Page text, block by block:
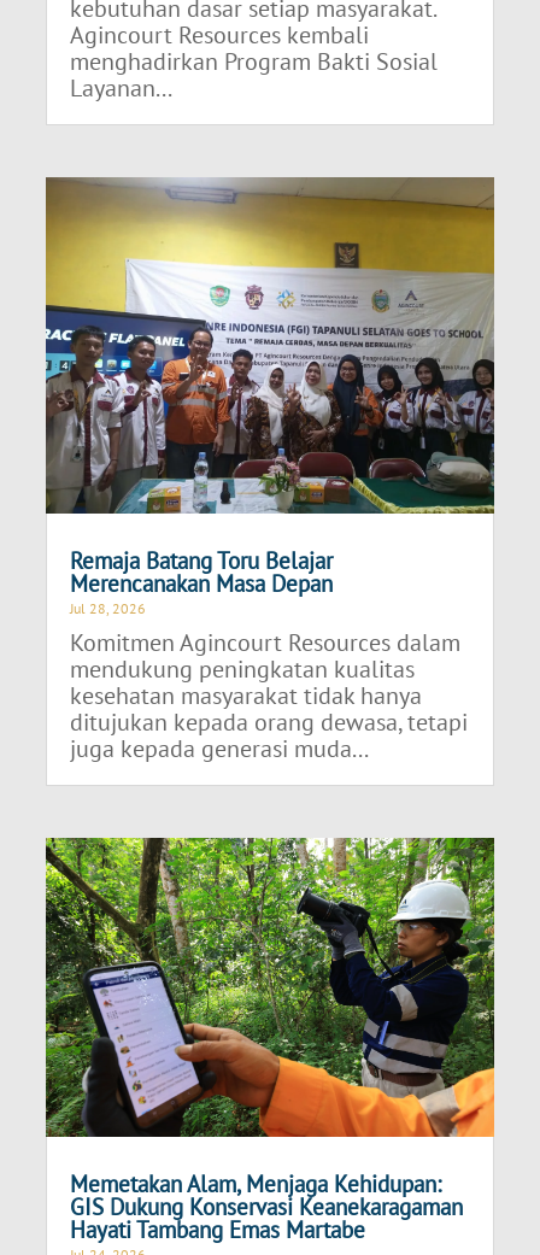
kebutuhan dasar setiap masyarakat.
Agincourt Resources kembali
menghadirkan Program Bakti Sosial
Layanan...
Remaja Batang Toru Belajar
Merencanakan Masa Depan
Jul 28, 2026
Komitmen Agincourt Resources dalam
mendukung peningkatan kualitas
kesehatan masyarakat tidak hanya
ditujukan kepada orang dewasa, tetapi
juga kepada generasi muda...
Memetakan Alam, Menjaga Kehidupan:
GIS Dukung Konservasi Keanekaragaman
Hayati Tambang Emas Martabe